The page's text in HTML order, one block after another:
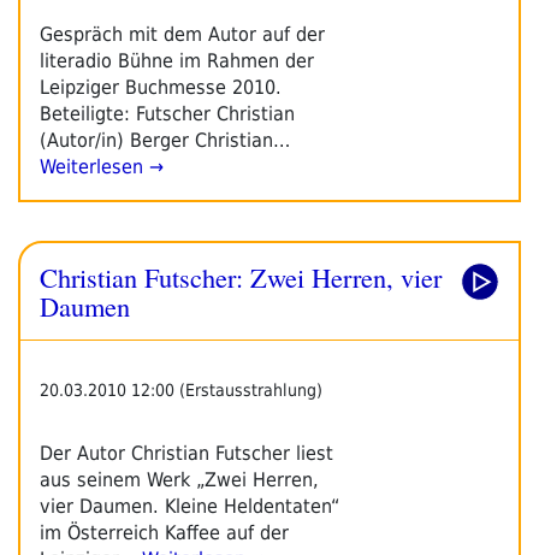
Gespräch mit dem Autor auf der
literadio Bühne im Rahmen der
Leipziger Buchmesse 2010.
Beteiligte: Futscher Christian
(Autor/in) Berger Christian…
Weiterlesen →
Christian Futscher: Zwei Herren, vier
Daumen
20.03.2010 12:00 (Erstausstrahlung)
Der Autor Christian Futscher liest
aus seinem Werk „Zwei Herren,
vier Daumen. Kleine Heldentaten“
im Österreich Kaffee auf der